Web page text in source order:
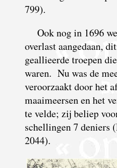
799).
Ook nog in 1696
overlast aangedaan,
geallieerde troepen
waren. Nu was de
veroorzaakt door het
maaimeersen en het
te velde; zij beliep
schellingen 7 deniers
2044).